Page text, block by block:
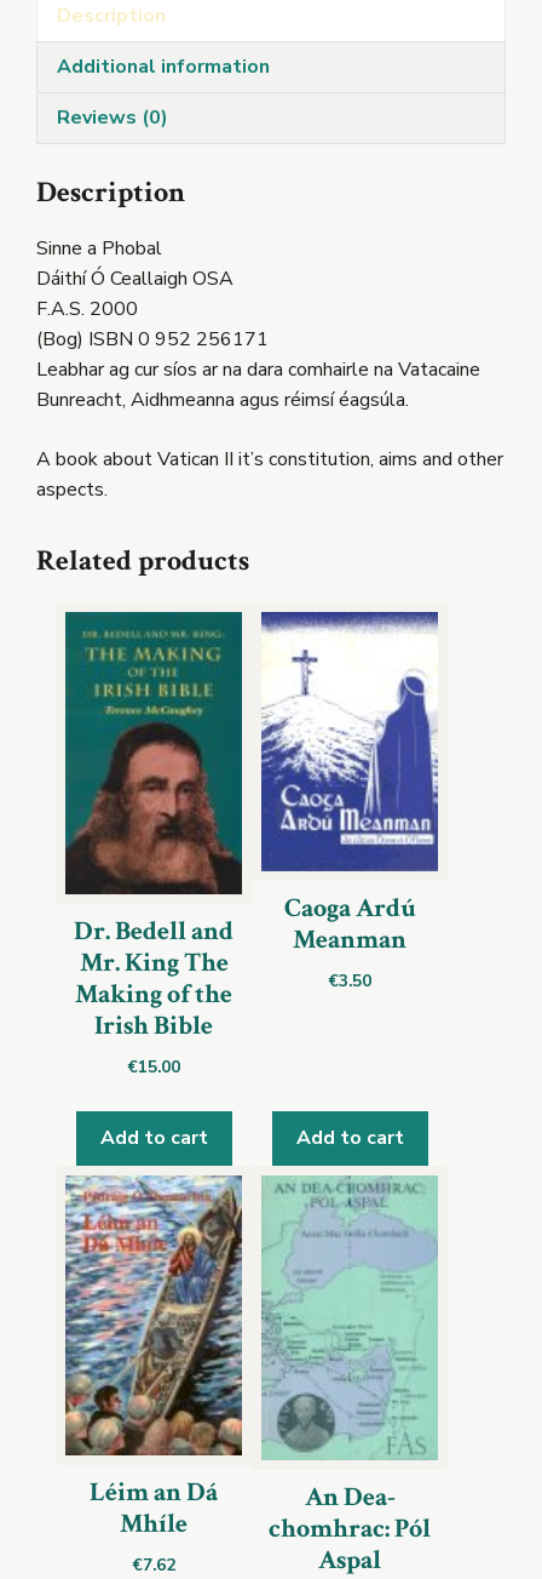
Description
Additional information
Reviews (0)
Description
Sinne a Phobal
Dáithí Ó Ceallaigh OSA
F.A.S. 2000
(Bog) ISBN 0 952 256171
Leabhar ag cur síos ar na dara comhairle na Vatacaine
Bunreacht, Aidhmeanna agus réimsí éagsúla.
A book about Vatican II it’s constitution, aims and other
aspects.
Related products
Dr. Bedell and
Mr. King The
Making of the
Irish Bible
€15.00
Add to cart
Caoga Ardú
Meanman
€3.50
Add to cart
Léim an Dá
Mhíle
€7.62
An Dea-
chomhrac: Pól
Aspal